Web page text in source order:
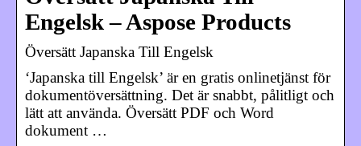
Engelsk – Aspose Products
Översätt Japanska Till Engelsk
‘Japanska till Engelsk’ är en gratis onlinetjänst för
dokumentöversättning. Det är snabbt, pålitligt och
lätt att använda. Översätt PDF och Word
dokument …